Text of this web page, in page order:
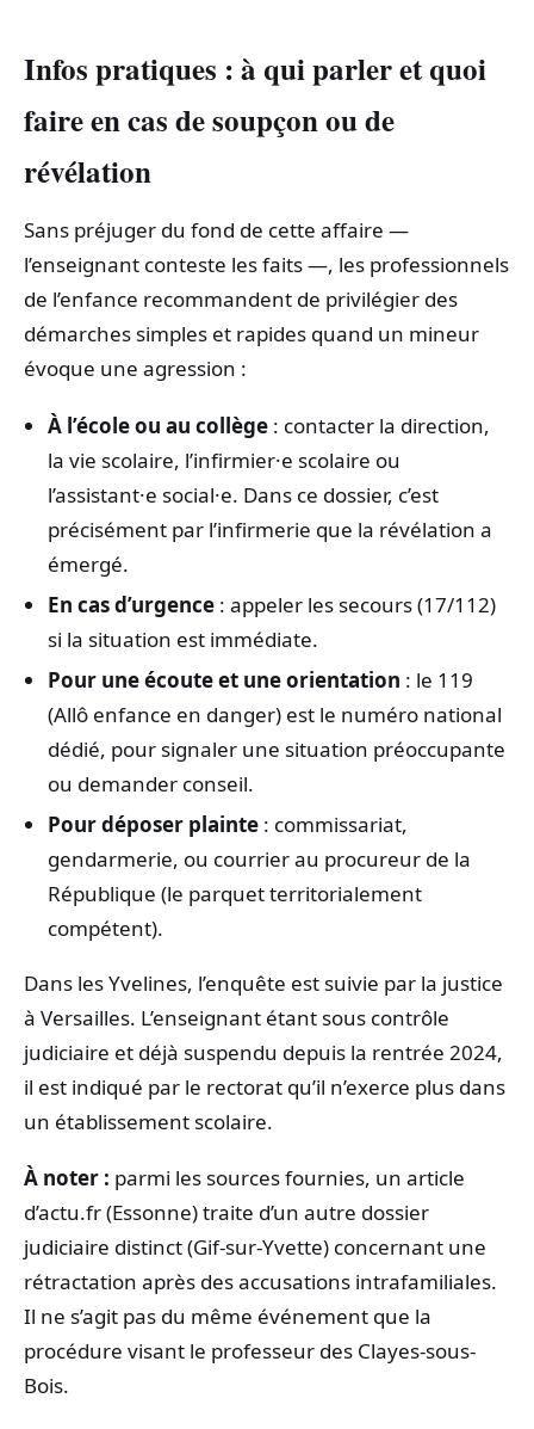
Infos pratiques : à qui parler et quoi
faire en cas de soupçon ou de
révélation
Sans préjuger du fond de cette affaire —
l’enseignant conteste les faits —, les professionnels
de l’enfance recommandent de privilégier des
démarches simples et rapides quand un mineur
évoque une agression :
À l’école ou au collège : contacter la direction,
la vie scolaire, l’infirmier·e scolaire ou
l’assistant·e social·e. Dans ce dossier, c’est
précisément par l’infirmerie que la révélation a
émergé.
En cas d’urgence : appeler les secours (17/112)
si la situation est immédiate.
Pour une écoute et une orientation : le 119
(Allô enfance en danger) est le numéro national
dédié, pour signaler une situation préoccupante
ou demander conseil.
Pour déposer plainte : commissariat,
gendarmerie, ou courrier au procureur de la
République (le parquet territorialement
compétent).
Dans les Yvelines, l’enquête est suivie par la justice
à Versailles. L’enseignant étant sous contrôle
judiciaire et déjà suspendu depuis la rentrée 2024,
il est indiqué par le rectorat qu’il n’exerce plus dans
un établissement scolaire.
À noter : parmi les sources fournies, un article
d’actu.fr (Essonne) traite d’un autre dossier
judiciaire distinct (Gif-sur-Yvette) concernant une
rétractation après des accusations intrafamiliales.
Il ne s’agit pas du même événement que la
procédure visant le professeur des Clayes-sous-
Bois.